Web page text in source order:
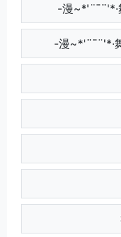
-漫~*'¨¯¨'*·
-漫~*'¨¯¨'*·